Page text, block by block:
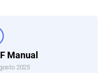
Manual
2025